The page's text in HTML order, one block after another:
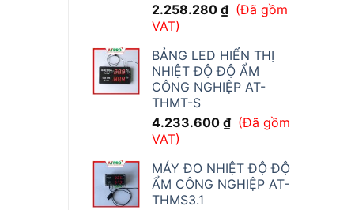
2.258.280 ₫ (Đã gồm
VAT)
BẢNG LED HIỂN THỊ
NHIỆT ĐỘ ĐỘ ẨM
CÔNG NGHIỆP AT-
THMT-S
4.233.600 ₫ (Đã gồm
VAT)
MÁY ĐO NHIỆT ĐỘ ĐỘ
ẨM CÔNG NGHIỆP AT-
THMS3.1